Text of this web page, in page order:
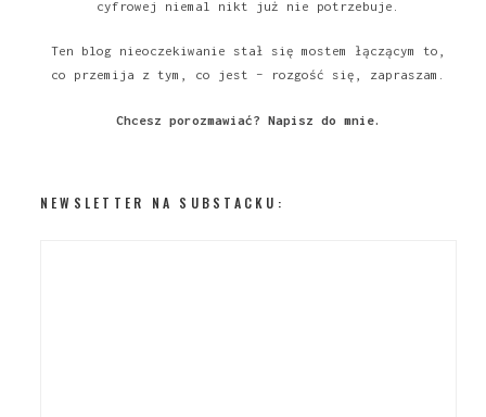
cyfrowej niemal nikt już nie potrzebuje.
Ten blog nieoczekiwanie stał się mostem łączącym to,
co przemija z tym, co jest – rozgość się, zapraszam.
Chcesz porozmawiać? Napisz do mnie.
NEWSLETTER NA SUBSTACKU: